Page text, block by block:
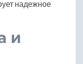
надежное
и